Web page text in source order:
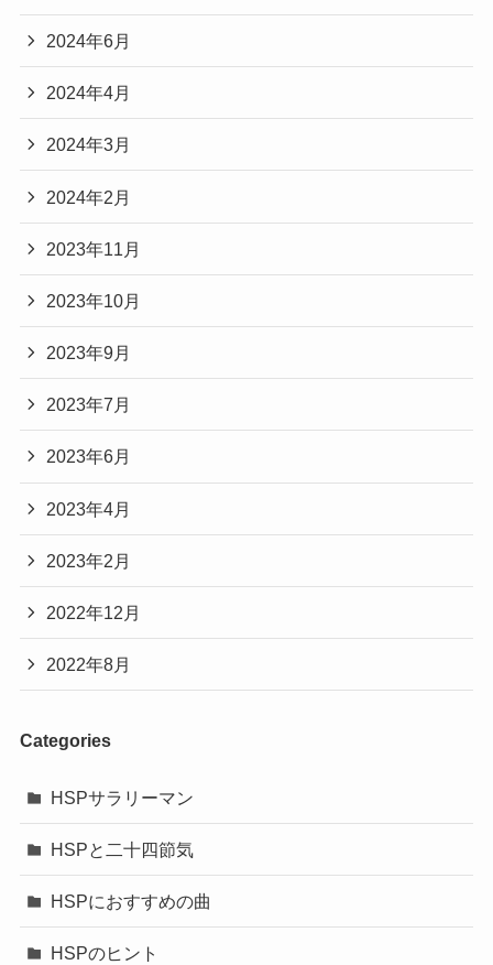
2024年6月
2024年4月
2024年3月
2024年2月
2023年11月
2023年10月
2023年9月
2023年7月
2023年6月
2023年4月
2023年2月
2022年12月
2022年8月
Categories
HSPサラリーマン
HSPと二十四節気
HSPにおすすめの曲
HSPのヒント